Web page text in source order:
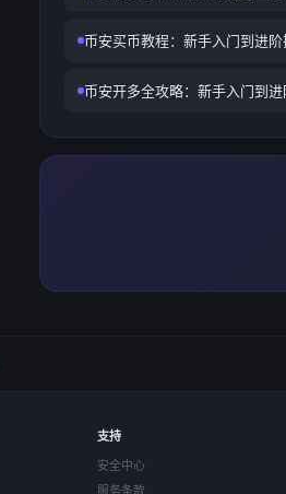
币安买币教程：新手入门到进
币安开多全攻略：新手入门到
支持
安全中心
服务条款